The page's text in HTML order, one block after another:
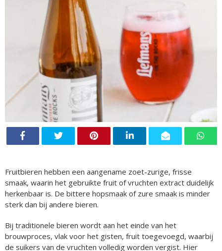
Fruitbieren hebben een aangename zoet-zurige, frisse
smaak, waarin het gebruikte fruit of vruchten extract duidelijk
herkenbaar is. De bittere hopsmaak of zure smaak is minder
sterk dan bij andere bieren.
Bij traditionele bieren wordt aan het einde van het
brouwproces, vlak voor het gisten, fruit toegevoegd, waarbij
de suikers van de vruchten volledig worden vergist. Hier